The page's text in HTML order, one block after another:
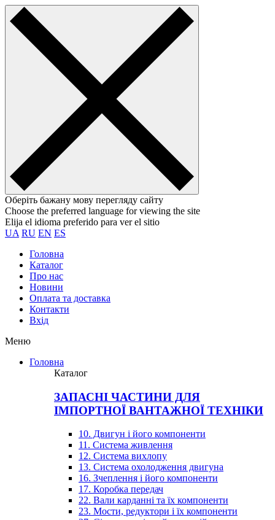
Оберіть бажану мову перегляду сайту
Choose the preferred language for viewing the site
Elija el idioma preferido para ver el sitio
UA RU EN ES
Головна
Каталог
Про нас
Новини
Оплата та доставка
Контакти
Вхiд
Меню
Головна
Каталог
ЗАПАСНІ ЧАСТИНИ ДЛЯ
ІМПОРТНОЇ ВАНТАЖНОЇ ТЕХНІКИ
10. Двигун і його компоненти
11. Система живлення
12. Система вихлопу
13. Система охолодження двигуна
16. Зчеплення і його компоненти
17. Коробка передач
22. Вали карданні та їх компоненти
23. Мости, редуктори і їх компоненти